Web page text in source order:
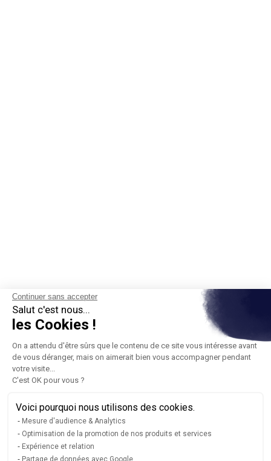
Continuer sans accepter
Salut c'est nous...
les Cookies !
On a attendu d'être sûrs que le contenu de ce site vous intéresse avant
de vous déranger, mais on aimerait bien vous accompagner pendant
votre visite...
C'est OK pour vous ?
Voici pourquoi nous utilisons des cookies.
Mesure d'audience & Analytics
Optimisation de la promotion de nos produits et services
Expérience et relation
Partage de données avec Google